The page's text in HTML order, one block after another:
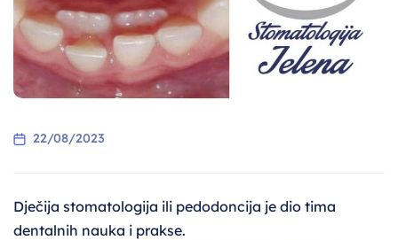
22/08/2023
Dječija stomatologija ili pedodoncija je dio tima
dentalnih nauka i prakse.